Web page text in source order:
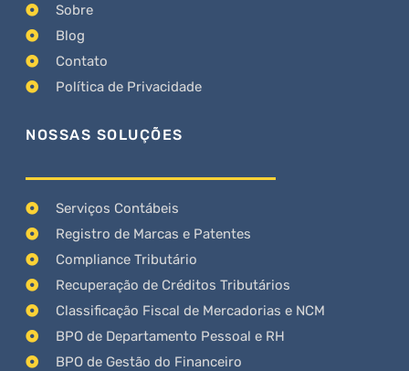
Sobre
Blog
Contato
Política de Privacidade
NOSSAS SOLUÇÕES
Serviços Contábeis
Registro de Marcas e Patentes
Compliance Tributário
Recuperação de Créditos Tributários
Classificação Fiscal de Mercadorias e NCM
BPO de Departamento Pessoal e RH
BPO de Gestão do Financeiro